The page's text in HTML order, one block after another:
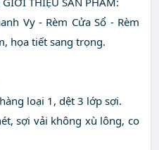
Vy - Rèm Cửa Sổ - Rèm
họa tiết sang trọng.
loại 1, dệt 3 lớp sợi.
sợi vải không xù lông, co